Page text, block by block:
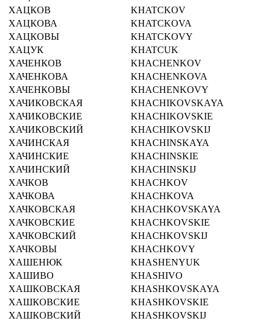
ХАЦКОВ
KHATCKOV
ХАЦКОВА
KHATCKOVA
ХАЦКОВЫ
KHATCKOVY
ХАЦУК
KHATCUK
ХАЧЕНКОВ
KHACHENKOV
ХАЧЕНКОВА
KHACHENKOVA
ХАЧЕНКОВЫ
KHACHENKOVY
ХАЧИКОВСКАЯ
KHACHIKOVSKAYA
ХАЧИКОВСКИЕ
KHACHIKOVSKIE
ХАЧИКОВСКИЙ
KHACHIKOVSKIJ
ХАЧИНСКАЯ
KHACHINSKAYA
ХАЧИНСКИЕ
KHACHINSKIE
ХАЧИНСКИЙ
KHACHINSKIJ
ХАЧКОВ
KHACHKOV
ХАЧКОВА
KHACHKOVA
ХАЧКОВСКАЯ
KHACHKOVSKAYA
ХАЧКОВСКИЕ
KHACHKOVSKIE
ХАЧКОВСКИЙ
KHACHKOVSKIJ
ХАЧКОВЫ
KHACHKOVY
ХАШЕНЮК
KHASHENYUK
ХАШИВО
KHASHIVO
ХАШКОВСКАЯ
KHASHKOVSKAYA
ХАШКОВСКИЕ
KHASHKOVSKIE
ХАШКОВСКИЙ
KHASHKOVSKIJ